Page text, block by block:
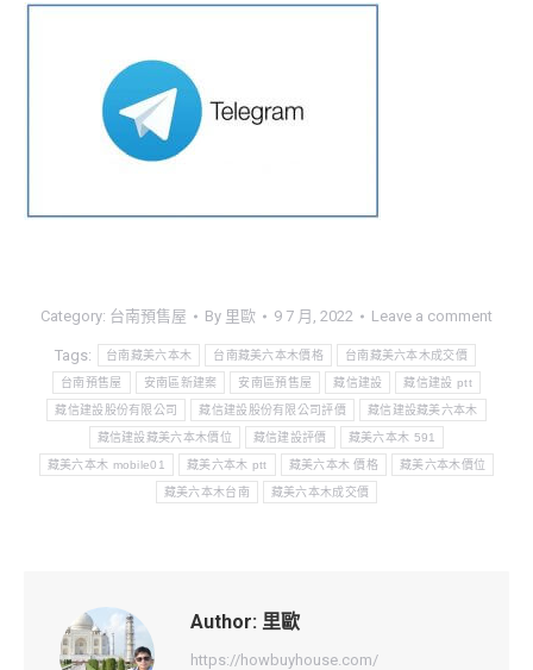
Category: 台南預售屋 By 里歐 9 7 月, 2022 Leave a comment
Tags: 台南藏美六本木 台南藏美六本木價格 台南藏美六本木成交價
台南預售屋 安南區新建案 安南區預售屋 藏信建設 藏信建設 ptt
藏信建設股份有限公司 藏信建設股份有限公司評價 藏信建設藏美六本木
藏信建設藏美六本木價位 藏信建設評價 藏美六本木 591
藏美六本木 mobile01 藏美六本木 ptt 藏美六本木 價格 藏美六本木價位
藏美六本木台南 藏美六本木成交價
Author: 里歐
https://howbuyhouse.com/